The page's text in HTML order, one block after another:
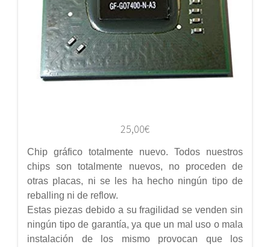
25,00€
Chip gráfico totalmente nuevo. Todos nuestros
chips son totalmente nuevos, no proceden de
otras placas, ni se les ha hecho ningún tipo de
reballing ni de reflow.
Estas piezas debido a su fragilidad se venden sin
ningún tipo de garantía, ya que un mal uso o mala
instalación de los mismo provocan que los